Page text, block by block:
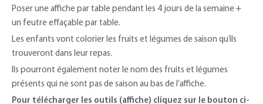
Poser une affiche par table pendant les 4 jours de la semaine +
un feutre effaçable par table.
Les enfants vont colorier les fruits et légumes de saison qu’ils
trouveront dans leur repas.
Ils pourront également noter le nom des fruits et légumes
présents qui ne sont pas de saison au bas de l’affiche.
Pour télécharger les outils (affiche) cliquez sur le bouton ci-